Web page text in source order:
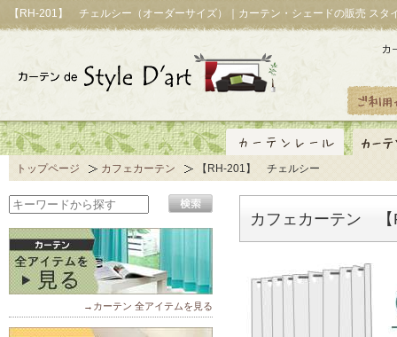
【RH-201】 チェルシー（オーダーサイズ）｜カーテン・シェードの販売 スタ
トップページ カフェカーテン 【RH-201】 チェルシー
カフェカーテン
→カーテン 全アイテムを見る